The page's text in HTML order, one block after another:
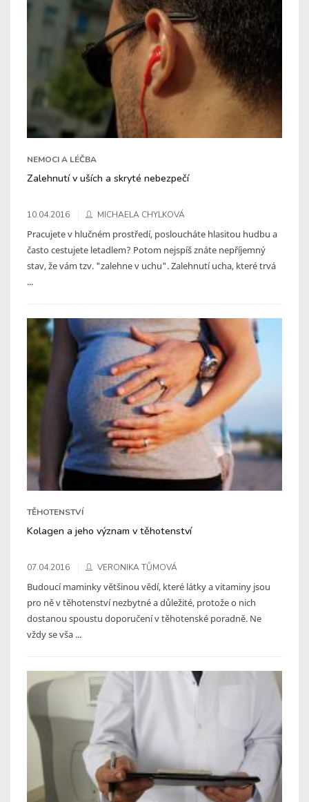
NEMOCI A LÉČBA
Zalehnutí v uších a skryté nebezpečí
10.04.2016 MICHAELA CHYLKOVÁ
Pracujete v hlučném prostředí, posloucháte hlasitou hudbu a
často cestujete letadlem? Potom nejspíš znáte nepříjemný
stav, že vám tzv. "zalehne v uchu". Zalehnutí ucha, které trvá
...
TĚHOTENSTVÍ
Kolagen a jeho význam v těhotenství
07.04.2016 VERONIKA TŮMOVÁ
Budoucí maminky většinou vědí, které látky a vitaminy jsou
pro ně v těhotenství nezbytné a důležité, protože o nich
dostanou spoustu doporučení v těhotenské poradně. Ne
vždy se vša ...